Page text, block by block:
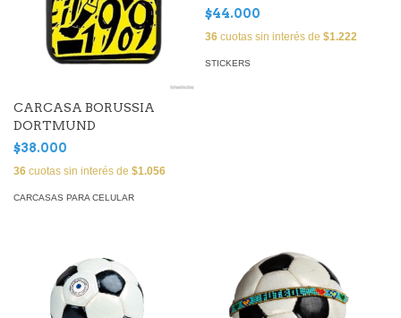
CARCASA BORUSSIA
DORTMUND
$38.000
36 cuotas sin interés de $1.056
CARCASAS PARA CELULAR
$44.000
36 cuotas sin interés de $1.222
STICKERS